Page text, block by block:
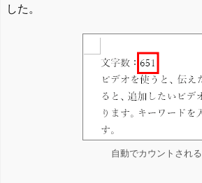
した。
自動でカウントされる